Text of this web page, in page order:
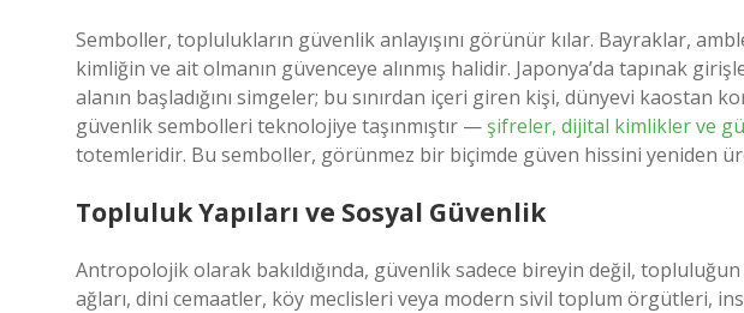
Semboller, toplulukların güvenlik anlayışını görünür kılar. Bayraklar,
kimliğin ve ait olmanın güvenceye alınmış halidir. Japonya’da tapınak
alanın başladığını simgeler; bu sınırdan içeri giren kişi, dünyevi kaostan
güvenlik sembolleri teknolojiye taşınmıştır — şifreler, dijital kimlikler ve
totemleridir. Bu semboller, görünmez bir biçimde güven hissini yeniden
Topluluk Yapıları ve Sosyal Güvenlik
Antropolojik olarak bakıldığında, güvenlik sadece bireyin değil,
ağları, dini cemaatler, köy meclisleri veya modern sivil toplum örgütleri,